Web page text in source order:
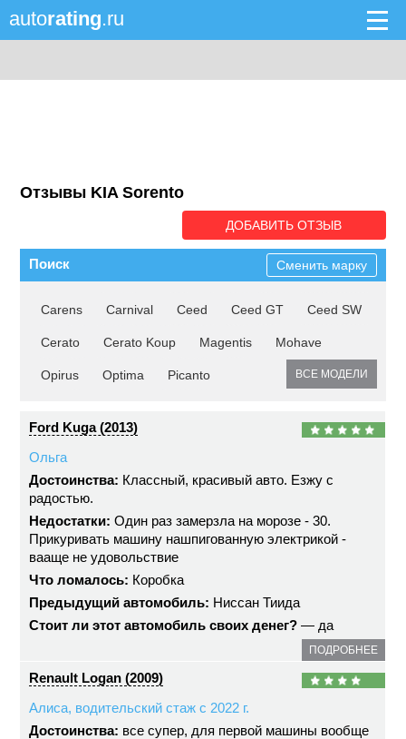
autorating.ru
Отзывы KIA Sorento
ДОБАВИТЬ ОТЗЫВ
Поиск Сменить марку
Carens Carnival Ceed Ceed GT Ceed SW
Cerato Cerato Koup Magentis Mohave
Opirus Optima Picanto ВСЕ МОДЕЛИ
Ford Kuga (2013)
Ольга
Достоинства: Классный, красивый авто. Езжу с
радостью.
Недостатки: Один раз замерзла на морозе - 30.
Прикуривать машину нашпигованную электрикой -
вааще не удовольствие
Что ломалось: Коробка
Предыдущий автомобиль: Ниссан Тиида
Стоит ли этот автомобиль своих денег? — да
ПОДРОБНЕЕ
Renault Logan (2009)
Алиса, водительский стаж с 2022 г.
Достоинства: все супер, для первой машины вообще